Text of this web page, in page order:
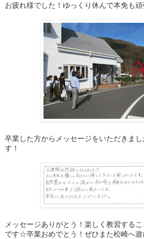
お疲れ様でした！ゆっくり休んで本免も
卒業した方からメッセージをいただきま
す！
メッセージありがとう！楽しく教習する
です☆卒業おめでとう！ぜひまた松崎へ